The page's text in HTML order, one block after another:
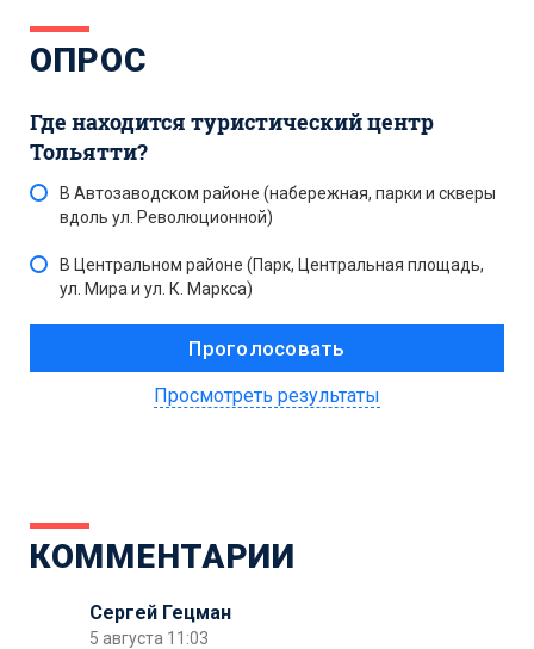
ОПРОС
Где находится туристический центр
Тольятти?
В Автозаводском районе (набережная, парки и скверы
вдоль ул. Революционной)
В Центральном районе (Парк, Центральная площадь,
ул. Мира и ул. К. Маркса)
Просмотреть результаты
КОММЕНТАРИИ
Сергей Гецман
5 августа 11:03